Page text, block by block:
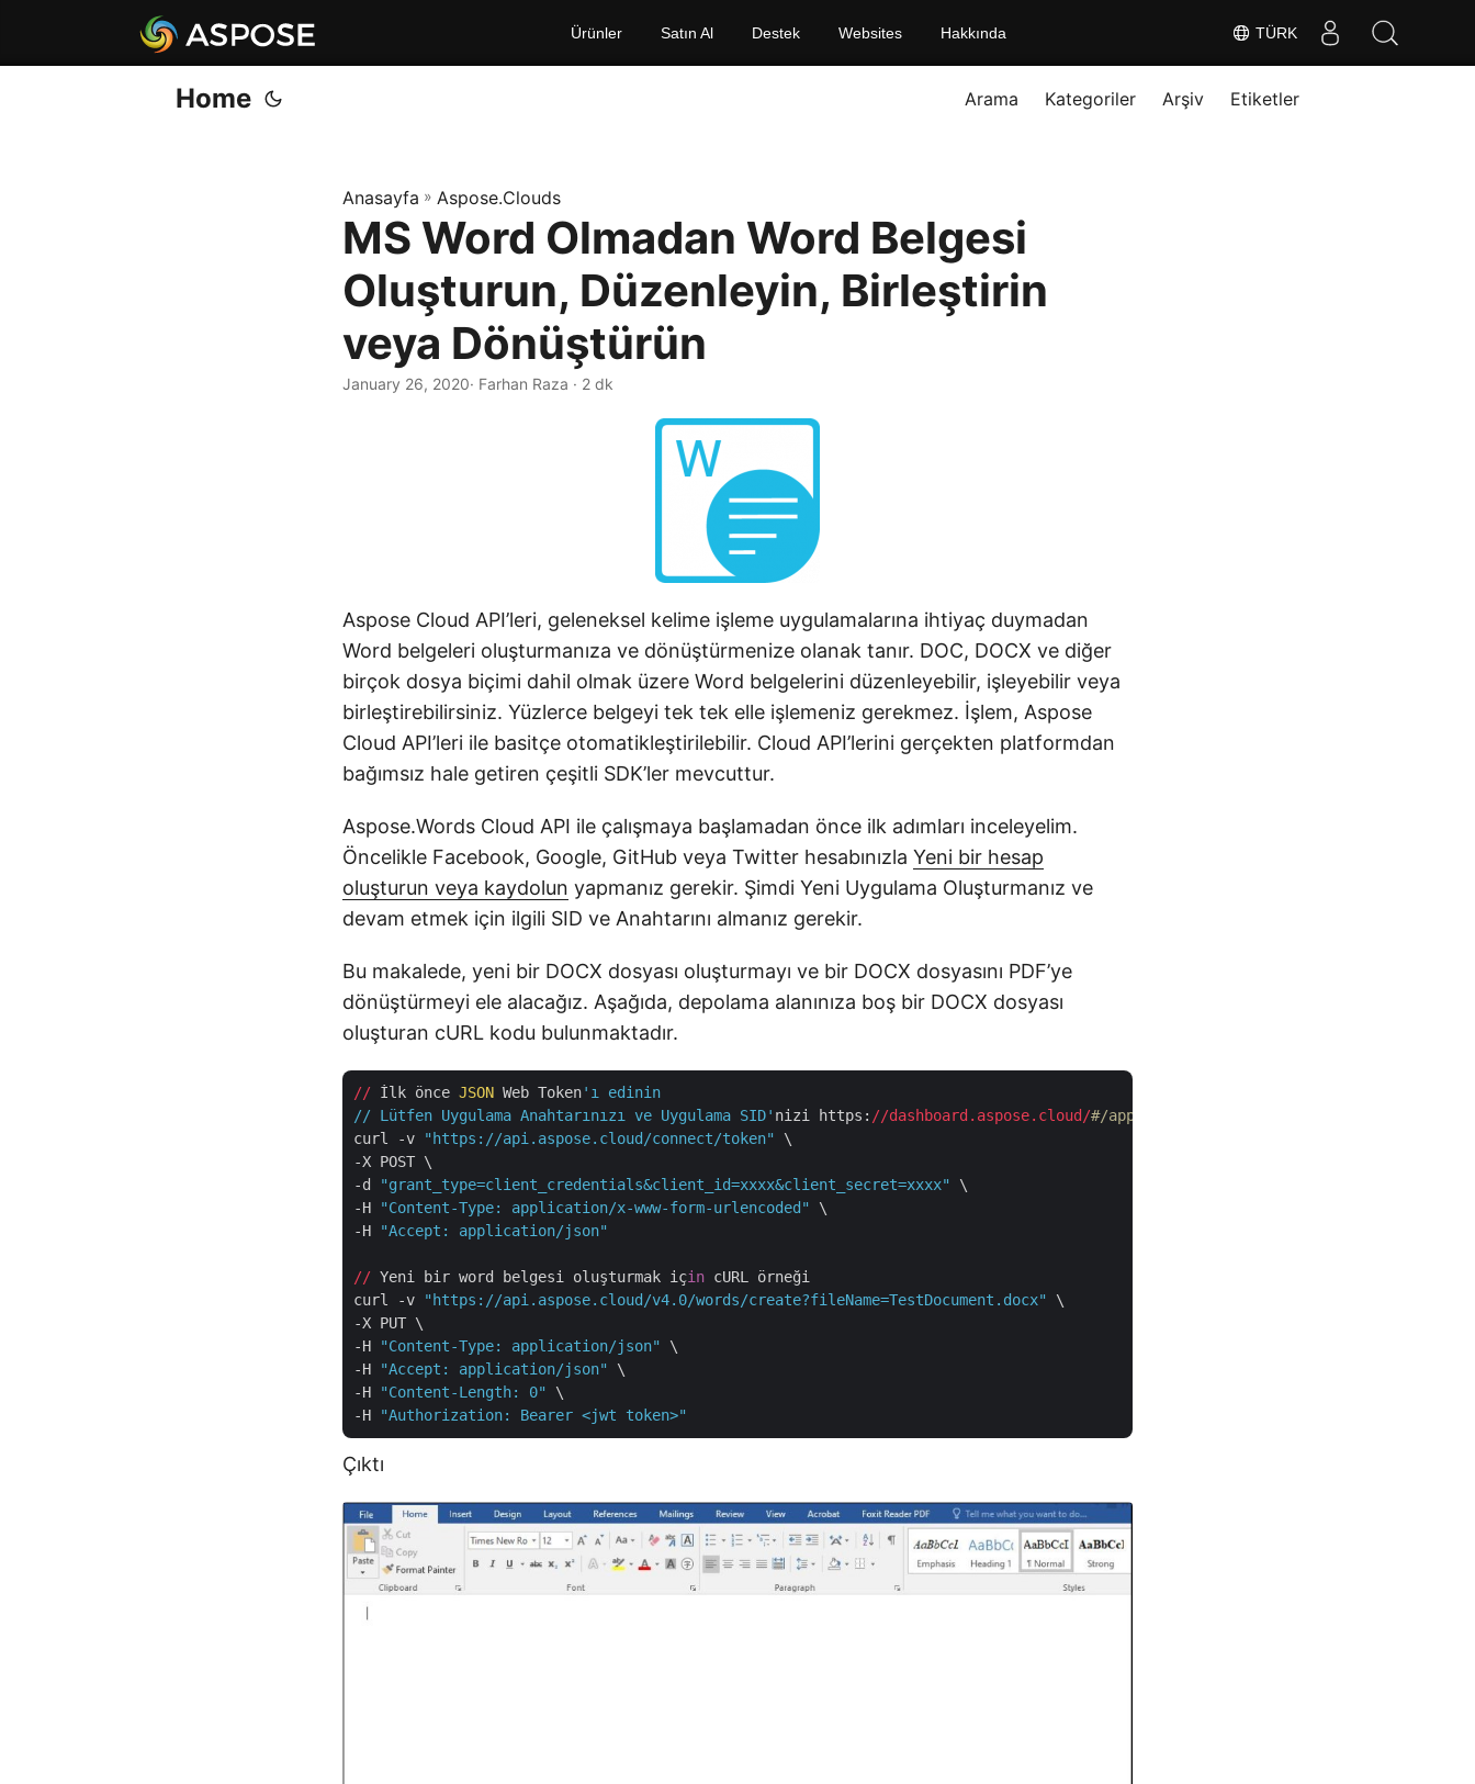
TÜRK
Ürünler Satın Al Destek Websites Hakkında
Home Arama Kategoriler Arşiv Etiketler
Anasayfa » Aspose.Clouds
MS Word Olmadan Word Belgesi
Oluşturun, Düzenleyin, Birleştirin
veya Dönüştürün
January 26, 2020· Farhan Raza · 2 dk
Aspose Cloud API’leri, geleneksel kelime işleme uygulamalarına ihtiyaç duymadan
Word belgeleri oluşturmanıza ve dönüştürmenize olanak tanır. DOC, DOCX ve diğer
birçok dosya biçimi dahil olmak üzere Word belgelerini düzenleyebilir, işleyebilir veya
birleştirebilirsiniz. Yüzlerce belgeyi tek tek elle işlemeniz gerekmez. İşlem, Aspose
Cloud API’leri ile basitçe otomatikleştirilebilir. Cloud API’lerini gerçekten platformdan
bağımsız hale getiren çeşitli SDK’ler mevcuttur.
Aspose.Words Cloud API ile çalışmaya başlamadan önce ilk adımları inceleyelim.
Öncelikle Facebook, Google, GitHub veya Twitter hesabınızla Yeni bir hesap
oluşturun veya kaydolun yapmanız gerekir. Şimdi Yeni Uygulama Oluşturmanız ve
devam etmek için ilgili SID ve Anahtarını almanız gerekir.
Bu makalede, yeni bir DOCX dosyası oluşturmayı ve bir DOCX dosyasını PDF’ye
dönüştürmeyi ele alacağız. Aşağıda, depolama alanınıza boş bir DOCX dosyası
oluşturan cURL kodu bulunmaktadır.
// İlk önce JSON Web Token'ı edinin
// Lütfen Uygulama Anahtarınızı ve Uygulama SID' nizi https: //dashboard.aspose.cloud/#/apps adresinden alın. Lütfen Uygulama
curl -v
"https://api.aspose.cloud/connect/token"
\
-X POST \
-d
"grant_type=client_credentials&client_id=xxxx&client_secret=xxxx"
\
-H
"Content-Type: application/x-www-form-urlencoded"
\
-H
"Accept: application/json"
// Yeni bir word belgesi oluşturmak için cURL örneği
curl -v
"https://api.aspose.cloud/v4.0/words/create?fileName=TestDocument.docx"
\
-X PUT \
-H
"Content-Type: application/json"
\
-H
"Accept: application/json"
\
-H
"Content-Length: 0"
\
-H
"Authorization: Bearer <jwt token>"
Çıktı